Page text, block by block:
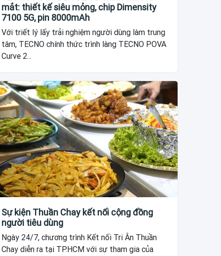
mắt: thiết kế siêu mỏng, chip Dimensity
7100 5G, pin 8000mAh
Với triết lý lấy trải nghiệm người dùng làm trung
tâm, TECNO chính thức trình làng TECNO POVA
Curve 2...
Sự kiện Thuần Chay kết nối cộng đồng
người tiêu dùng
Ngày 24/7, chương trình Kết nối Tri Ân Thuần
Chay diễn ra tại TP.HCM với sự tham gia của